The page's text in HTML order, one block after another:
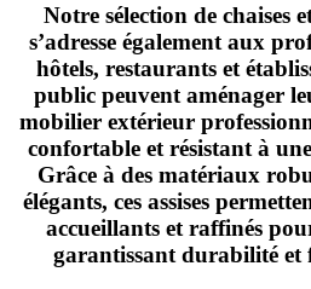
Notre sélection de chaises
s’adresse également aux
hôtels, restaurants et
public peuvent aménager
mobilier extérieur
confortable et résistant à
Grâce à des matériaux
élégants, ces assises
accueillants et raffinés
garantissant durabilité et